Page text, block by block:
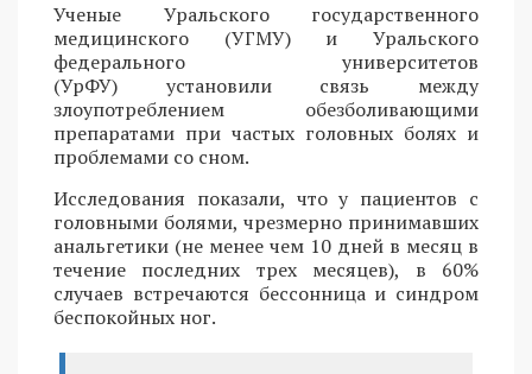
Ученые Уральского государственного
медицинского (УГМУ) и Уральского
федерального университетов
(УрФУ) установили связь между
злоупотреблением обезболивающими
препаратами при частых головных болях и
проблемами со сном.
Исследования показали, что у пациентов с
головными болями, чрезмерно принимавших
анальгетики (не менее чем 10 дней в месяц в
течение последних трех месяцев), в 60%
случаев встречаются бессонница и синдром
беспокойных ног.